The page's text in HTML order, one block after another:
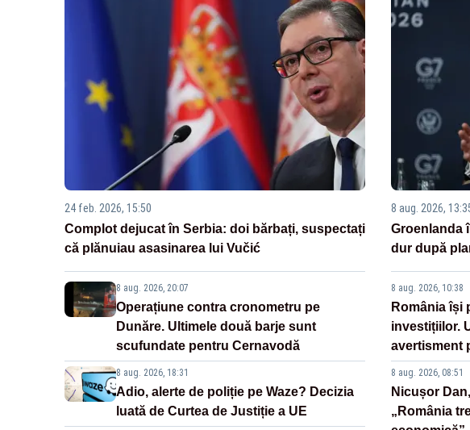
24 feb. 2026, 15:50
Complot dejucat în Serbia: doi bărbați, suspectați
că plănuiau asasinarea lui Vučić
8 aug. 2026, 20:07
Operațiune contra cronometru pe
Dunăre. Ultimele două barje sunt
scufundate pentru Cernavodă
8 aug. 2026, 18:31
Adio, alerte de poliție pe Waze? Decizia
luată de Curtea de Justiție a UE
8 aug. 2026,
Groenlanda
dur după
8 aug. 2026, 10:38
România își
investițiilor.
avertisment
8 aug. 2026, 08:51
Nicușor
„România